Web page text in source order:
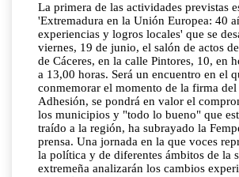
La primera de las actividades previstas
'Extremadura en la Unión Europea: 40
experiencias y logros locales' que se
viernes, 19 de junio, el salón de actos
de Cáceres, en la calle Pintores, 10, en
a 13,00 horas. Será un encuentro en el
conmemorar el momento de la firma del
Adhesión, se pondrá en valor el
los municipios y "todo lo bueno" que
traído a la región, ha subrayado la
prensa. Una jornada en la que voces
la política y de diferentes ámbitos de la
extremeña analizarán los cambios